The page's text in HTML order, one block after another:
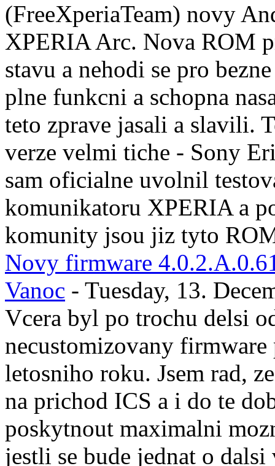
(FreeXperiaTeam) novy
XPERIA Arc. Nova ROM
stavu a nehodi se pro
plne funkcni a schopna
teto zprave jasali a slavili.
verze velmi tiche - Sony
sam oficialne uvolnil
komunikatoru XPERIA a
komunity jsou jiz tyto
Novy firmware
Vanoc - Tuesday, 13.
Vcera byl po trochu delsi
necustomizovany
letosniho roku. Jsem rad,
na prichod ICS a i do te
poskytnout maximalni
jestli se bude jednat o